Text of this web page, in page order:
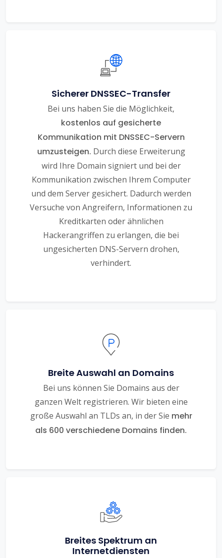
Sicherer DNSSEC-Transfer
Bei uns haben Sie die Möglichkeit,
kostenlos auf gesicherte
Kommunikation mit DNSSEC-Servern
umzusteigen. Durch diese Erweiterung
wird Ihre Domain signiert und bei der
Kommunikation zwischen Ihrem Computer
und dem Server gesichert. Dadurch werden
Versuche von Angreifern, Informationen zu
Kreditkarten oder ähnlichen
Hackerangriffen zu erlangen, die bei
ungesicherten DNS-Servern drohen,
verhindert.
Breite Auswahl an Domains
Bei uns können Sie Domains aus der
ganzen Welt registrieren. Wir bieten eine
große Auswahl an TLDs an, in der Sie mehr
als 600 verschiedene Domains finden.
Breites Spektrum an
Internetdiensten